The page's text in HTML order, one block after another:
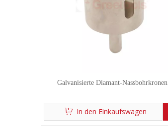
Galvanisierte Diamant-Nassbohrkronen
In den Einkaufswagen